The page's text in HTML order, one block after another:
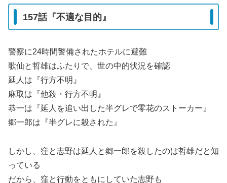
157話『不適な目的』
警察に24時間警備されたホテルに避難
歌仙と哲雄はふたりで、世の中的状況を確認
延人は『行方不明』
麻取は『他殺・行方不明』
恭一は『延人を追い出した半グレで零花のストーカー』
郷一郎は『半グレに殺された』
しかし、窪と志野は延人と郷一郎を殺したのは哲雄だと知
っている
だから、窪と行動をともにしていた志野も